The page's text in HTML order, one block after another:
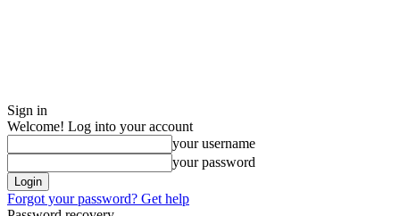
Sign in
Welcome! Log into your account
your username
your password
Forgot your password? Get help